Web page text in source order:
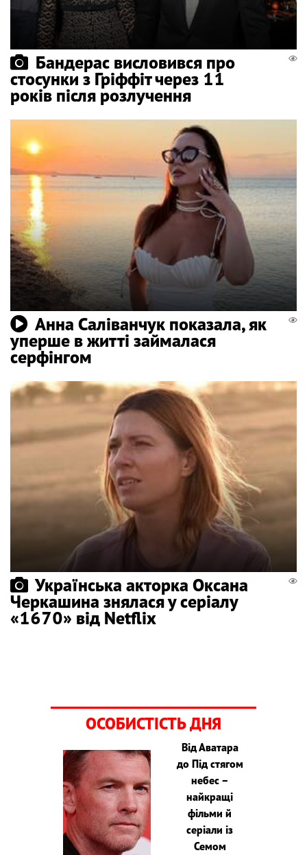
Бандерас висловився про
стосунки з Гріффіт через 11
років після розлучення
Анна Саліванчук показала, як
уперше в житті займалася
серфінгом
Українська акторка Оксана
Черкашина знялася у серіалу
«1670» від Netflix
ОСОБИСТІСТЬ ДНЯ
Від Аватара
до Під стягом
небес –
найкращі
фільми й
серіали із
Семом